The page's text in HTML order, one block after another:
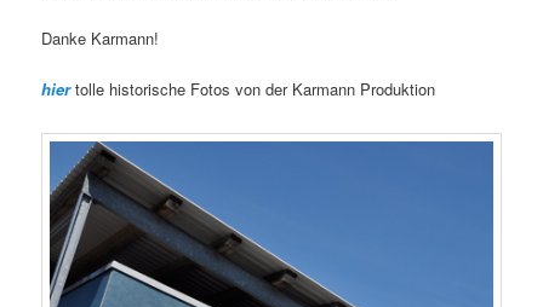
Danke Karmann!
hiertolle historische Fotos von der Karmann Produktion